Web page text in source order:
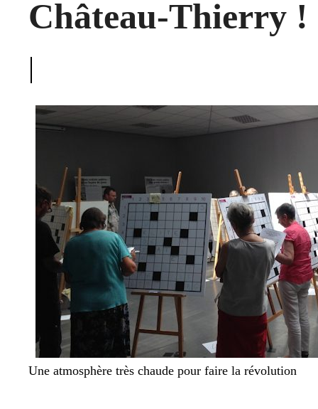
Château-Thierry !
|
Une atmosphère très chaude pour faire la révolution